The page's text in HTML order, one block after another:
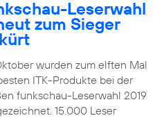
Leserwahl
zum Sieger
wurden zum elften Mal
ITK-Produkte bei der
funkschau-Leserwahl 2019
15.000 Leser